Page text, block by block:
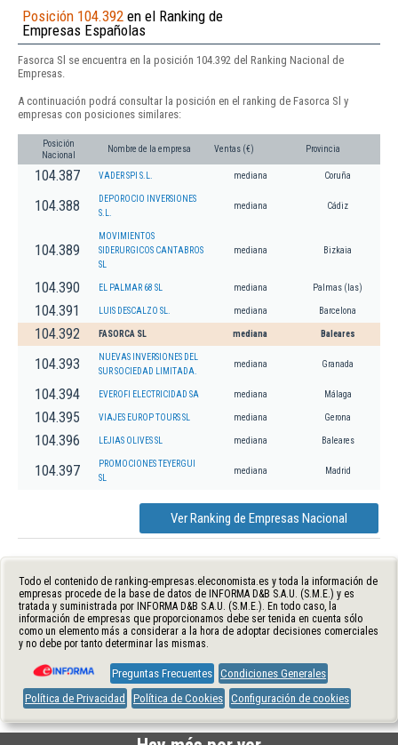
Posición 104.392 en el Ranking de
Empresas Españolas
Fasorca Sl se encuentra en la posición 104.392 del Ranking Nacional de
Empresas.
A continuación podrá consultar la posición en el ranking de Fasorca Sl y
empresas con posiciones similares:
Posición
Nacional
Nombre de la empresa Ventas (€) Provincia
104.387 VADER SPI S.L. mediana Coruña
104.388
DEPOROCIO INVERSIONES
S.L.
mediana Cádiz
104.389
MOVIMIENTOS
SIDERURGICOS CANTABROS
SL
mediana Bizkaia
104.390 EL PALMAR 68 SL mediana Palmas (las)
104.391 LUIS DESCALZO SL. mediana Barcelona
104.392 FASORCA SL mediana Baleares
104.393
NUEVAS INVERSIONES DEL
SUR SOCIEDAD LIMITADA.
mediana Granada
104.394 EVEROFI ELECTRICIDAD SA mediana Málaga
104.395 VIAJES EUROP TOURS SL mediana Gerona
104.396 LEJIAS OLIVES SL mediana Baleares
104.397
PROMOCIONES TEYERGUI
SL
mediana Madrid
Ver Ranking de Empresas Nacional
Todo el contenido de ranking-empresas.eleconomista.es y toda la información de
empresas procede de la base de datos de INFORMA D&B S.A.U. (S.M.E.) y es
tratada y suministrada por INFORMA D&B S.A.U. (S.M.E.). En todo caso, la
información de empresas que proporcionamos debe ser tenida en cuenta sólo
como un elemento más a considerar a la hora de adoptar decisiones comerciales
y no debe por tanto determinar las mismas.
Preguntas Frecuentes Condiciones Generales
Política de Privacidad
Política de Cookies Configuración de cookies